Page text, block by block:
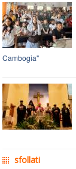
Cambogia"
sfollati